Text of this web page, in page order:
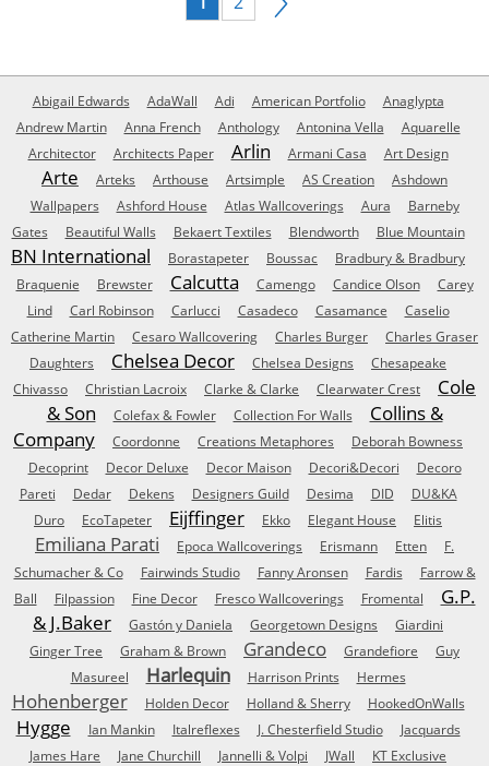
Abigail Edwards AdaWall Adi American Portfolio
Anaglypta
Andrew Martin
Anna French Anthology Antonina Vella
Aquarelle
Architector
Architects Paper Arlin Armani Casa Art Design
Arte Arteks Arthouse Artsimple AS Creation
Ashdown
Wallpapers
Ashford House Atlas Wallcoverings Aura
Barneby
Gates
Beautiful Walls Bekaert Textiles Blendworth Blue Mountain
BN International Borastapeter Boussac
Bradbury & Bradbury
Braquenie
Brewster Calcutta Camengo Candice Olson
Carey
Lind
Carl Robinson Carlucci Casadeco Casamance
Caselio
Catherine Martin
Cesaro Wallcovering Charles Burger
Charles Graser
Daughters
Chelsea Decor Chelsea Designs
Chesapeake
Chivasso
Christian Lacroix Clarke & Clarke Clearwater Crest
Cole
& Son
Colefax & Fowler Collection For Walls
Collins &
Company
Coordonne Creations Metaphores
Deborah Bowness
Decoprint
Decor Deluxe Decor Maison Decori&Decori
Decoro
Pareti
Dedar Dekens Designers Guild Desima DID
DU&KA
Duro
EcoTapeter Eijffinger Ekko Elegant House Elitis
Emiliana Parati Epoca Wallcoverings Erismann Etten
F.
Schumacher & Co
Fairwinds Studio Fanny Aronsen Fardis
Farrow &
Ball
Filpassion Fine Decor Fresco Wallcoverings Fromental
G.P.
& J.Baker
Gastón y Daniela Georgetown Designs
Giardini
Ginger Tree
Graham & Brown Grandeco Grandefiore
Guy
Masureel
Harlequin Harrison Prints Hermes
Hohenberger Holden Decor Holland & Sherry HookedOnWalls
Hygge Ian Mankin Italreflexes J. Chesterfield Studio
Jacquards
James Hare
Jane Churchill Jannelli & Volpi JWall
KT Exclusive